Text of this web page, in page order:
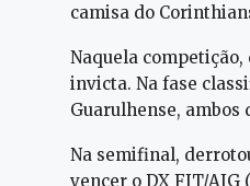
camisa do
Naquela
invicta. Na fase
Guarulhense, ambos
Na semifinal,
vencer o DX FIT/AIG